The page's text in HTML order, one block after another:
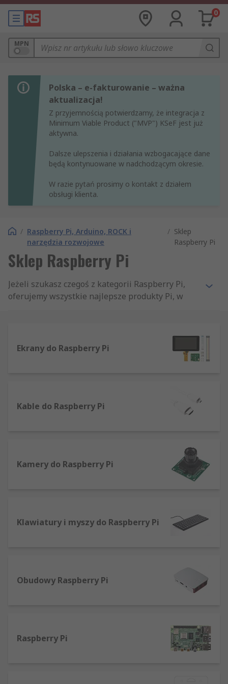
0
MPN
Polska – e-fakturowanie – ważna
aktualizacja!
Z przyjemnością potwierdzamy, że integracja z
Minimum Viable Product ("MVP") KSeF jest już
aktywna.
Dalsze ulepszenia i działania wzbogacające dane
będą kontynuowane w nadchodzącym okresie.
W razie pytań prosimy o kontakt z działem
obsługi klienta.
/ Raspberry Pi, Arduino, ROCK i
narzędzia rozwojowe
/ Sklep
Raspberry Pi
Sklep Raspberry Pi
Jeżeli szukasz czegoś z kategorii Raspberry Pi,
oferujemy wszystkie najlepsze produkty Pi, w
Raspberry Pi został pierwotnie zaprojektowany
jako niedrogi kompaktowy komputer, mający
iteracji płytki Raspberry Pi, w tym najnowszy
stacjonarnych, jednak ma on znacznie szersze
a nawet zostać podłączony do urządzeń IoT w
celu stworzenia inteligentniejszego
W naszym sklepie posiadamy szereg modeli,
Raspberry Pi 4 Model B, Raspberry Pi 3 b+ i
Raspberry Pi Model B+. Większość naszych płytek
Ekrany do Raspberry Pi
Kable do Raspberry Pi
Kamery do Raspberry Pi
Klawiatury i myszy do Raspberry Pi
Obudowy Raspberry Pi
Raspberry Pi